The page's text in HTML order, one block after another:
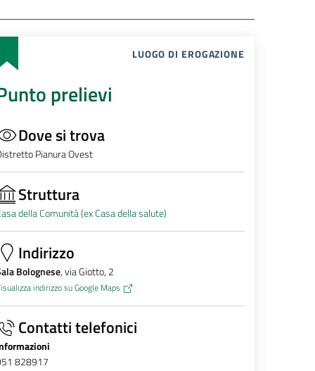
LUOGO DI EROGAZIONE
prelievi
Dove si trova
Pianura Ovest
Struttura
della Comunità (ex Casa della salute)
Indirizzo
Bolognese, via Giotto, 2
indirizzo su Google Maps
Contatti telefonici
828917